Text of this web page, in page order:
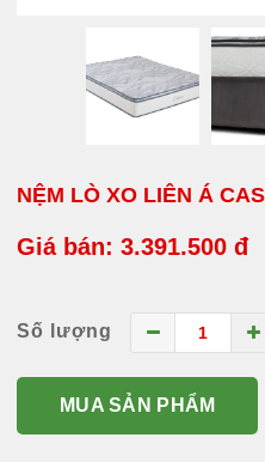
NỆM LÒ XO LIÊN Á
Giá bán: 3.391.500 đ
Số lượng
MUA SẢN PHẨM